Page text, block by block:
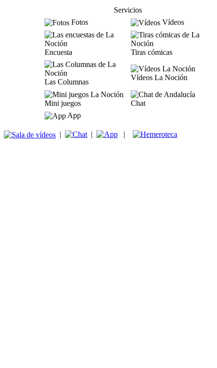
Servicios
Fotos
Vídeos
Encuesta Tiras cómicas
Las Columnas
Vídeos La Noción
Mini juegos
Chat
App
| | |